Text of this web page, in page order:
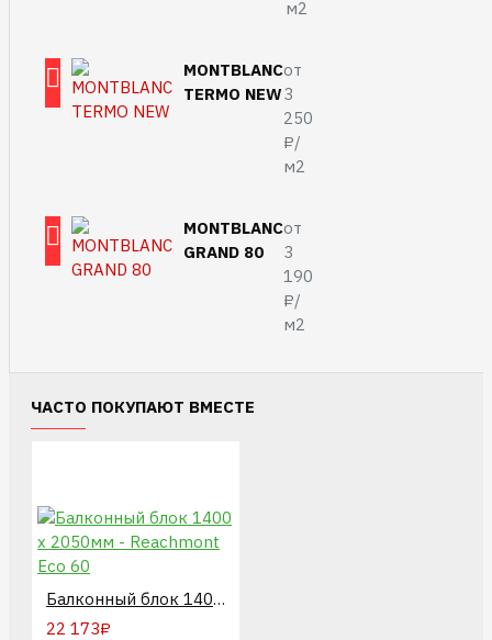
м2
MONTBLANC
TERMO NEW
от
3
250
₽/
м2
MONTBLANC
GRAND 80
от
3
190
₽/
м2
ЧАСТО ПОКУПАЮТ ВМЕСТЕ
Балконный блок 1400 х 2050мм - Reachmont Eco 60
22 173₽